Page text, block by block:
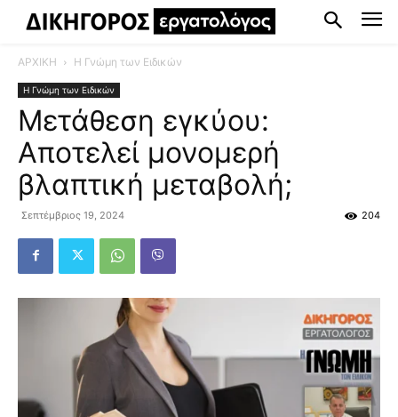
ΑΡΧΙΚΗ Η Γνώμη των Ειδικών
Η Γνώμη των Ειδικών
Μετάθεση εγκύου:
Αποτελεί μονομερή
βλαπτική μεταβολή;
Σεπτέμβριος 19, 2024 204